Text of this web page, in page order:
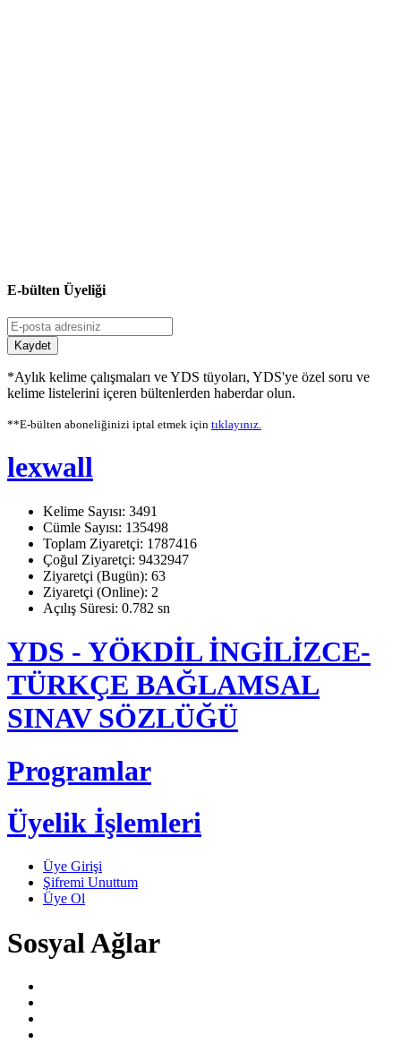
E-bülten Üyeliği
Kaydet
*Aylık kelime çalışmaları ve YDS tüyoları, YDS'ye özel soru ve
kelime listelerini içeren bültenlerden haberdar olun.
**E-bülten aboneliğinizi iptal etmek için tıklayınız.
lexwall
Kelime Sayısı: 3491
Cümle Sayısı: 135498
Toplam Ziyaretçi: 1787416
Çoğul Ziyaretçi: 9432947
Ziyaretçi (Bugün): 63
Ziyaretçi (Online): 2
Açılış Süresi: 0.782 sn
YDS - YÖKDİL İNGİLİZCE-
TÜRKÇE BAĞLAMSAL
SINAV SÖZLÜĞÜ
Programlar
Üyelik İşlemleri
Üye Girişi
Şifremi Unuttum
Üye Ol
Sosyal Ağlar